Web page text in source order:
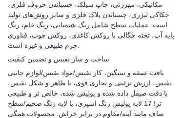
مکانیکی، مهرزنی، چاپ سیلک، چسباندن حروف فلزی،
حکاکی لیزری، چسباندن پلاک فلزی و سایر روش‌های تولید
است. عملیات سطح شامل رنگ شیمیایی، رنگ خام، رنگ
پایه آب، تخته چگالی با روکش کاغذی، روکش چوب، فناوری
ساخت و ساز نفیس و تضمین کیفیت
بافت عتیقه و سنگین، کار نفیس/مواد نفیس/لوازم جانبی
نفیس، ارزش تزئینی و تجاری قوی، با ظاهر و شکل نفیس،
با دقت صیقل داده شده و پولیش شده، خالص تر و طبیعی
تر! 17 لایه پولیش رنگ اسپری، با لایه رنگ ضخیم/سطح
صاف مانند آینه/مقاوم در برابر خراش. محصولات همگی